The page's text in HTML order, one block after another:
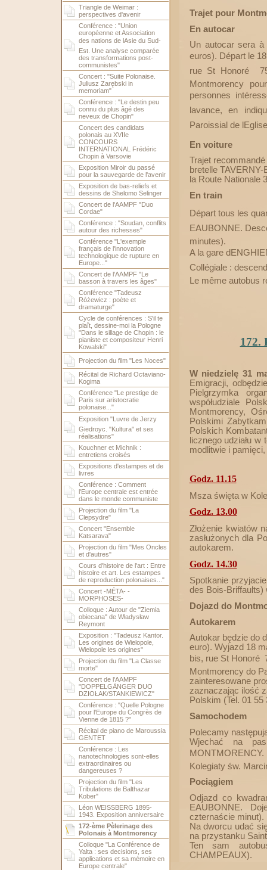
Triangle de Weimar :
perspectives d'avenir
Conférence : "Union
européenne et Association
des nations de lAsie du Sud-
Est. Une analyse comparée
des transformations post-
communistes"
Concert : "Suite Polonaise.
Juliusz Zarębski in
memoriam"
Conférence : "Le destin peu
connu du plus âgé des
neveux de Chopin"
Concert des candidats
polonais au XVIIe
CONCOURS
INTERNATIONAL Frédéric
Chopin à Varsovie
Exposition Miroir du passé
pour la sauvegarde de l'avenir
Exposition de bas-reliefs et
dessins de Shelomo Selinger
Concert de l'AAMPF "Duo
Cordae"
Conférence : "Soudan, conflits
autour des richesses"
Conférence "L'exemple
français de l'innovation
technologique de rupture en
Europe..."
Concert de l'AAMPF "Le
basson à travers les âges"
Conférence "Tadeusz
Różewicz : poète et
dramaturge"
Cycle de conférences : S'il te
plaît, dessine-moi la Pologne
"Dans le sillage de Chopin : le
pianiste et compositeur Henri
Kowalski"
Projection du film "Les Noces"
Récital de Richard Octaviano-
Kogima
Conférence "Le prestige de
Paris sur aristocratie
polonaise..."
Exposition "Luvre de Jerzy
Giedroyc. "Kultura" et ses
réalisations"
Kouchner et Michnik :
entretiens croisés
Expositions d'estampes et de
livres
Conférence : Comment
l'Europe centrale est entrée
dans le monde communiste
Projection du film "La
Clepsydre"
Concert "Ensemble
Katsarava"
Projection du film "Mes Oncles
et d'autres"
Cours d'histoire de l'art : Entre
histoire et art. Les estampes
de reproduction polonaises..."
Concert -MÉTA- -
MORPHOSES-
Colloque : Autour de "Ziemia
obiecana" de Władysław
Reymont
Exposition : "Tadeusz Kantor.
Les origines de Wielopole,
Wielopole les origines"
Projection du film "La Classe
morte"
Concert de l'AAMPF
"DOPPELGÄNGER DUO
DZIOŁAK/STANKIEWICZ"
Conférence : "Quelle Pologne
pour l'Europe du Congrès de
Vienne de 1815 ?"
Récital de piano de Maroussia
GENTET
Conférence : Les
nanotechnologies sont-elles
extraordinaires ou
dangereuses ?
Projection du film "Les
Tribulations de Balthazar
Kober"
Léon WEISSBERG 1895-
1943. Exposition anniversaire
172-ème Pèlerinage des
Polonais à Montmorency
Colloque "La Conférence de
Yalta : ses decisions, ses
applications et sa mémoire en
Europe centrale"
Trajet pour
En autocar
Un autocar sera à
euros). Départ le
rue St Honoré 
Montmorency
personnes
lavance, en
Paroissial de
En voiture
Trajet
bretelle
la Route Nationale
En train
Départ tous les
EAUBONNE.
minutes).
A la gare
Collégiale :
Le même autobus
172.
W niedzielę 31
Emigracji,
Pielgrzymka
współudziale
Montmorency,
Polskimi
Polskich
licznego udziału
modlitwie i
Godz. 11.15
Msza święta w
Godz. 13.00
Złożenie kwiatów
zasłużonych dla
autokarem.
Godz. 14.30
Spotkanie
des Bois-Briffaults)
Dojazd do
Autokarem
Autokar będzie do
euro). Wyjazd 18
bis, rue St Honoré
Montmorency do
zainteresowane
zaznaczając ilość
Polskim (Tel. 01 55
Samochodem
Polecamy
Wjechać na
Kolegiaty św.
Pociągiem
Odjazd co
EAUBONNE.
czternaście minut).
Na dworcu udać
na przystanku
Ten sam
CHAMPEAUX).